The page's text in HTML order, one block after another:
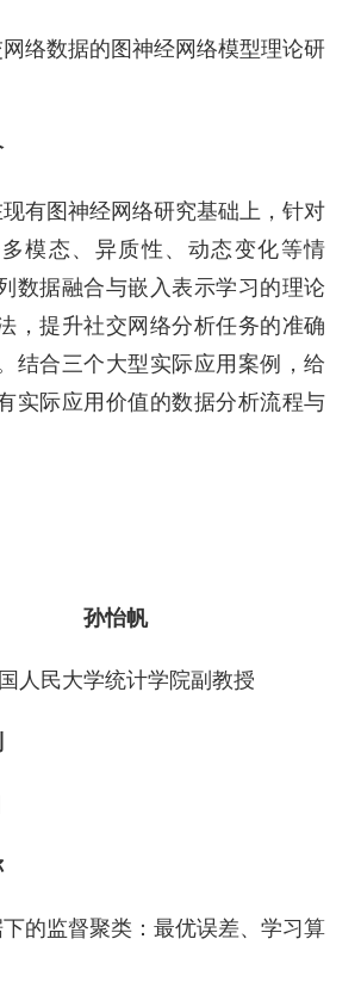
络数据的图神经网络模型理论研
有图神经网络研究基础上，针对
模态、异质性、动态变化等情
数据融合与嵌入表示学习的理论
，提升社交网络分析任务的准确
结合三个大型实际应用案例，给
实际应用价值的数据分析流程与
孙怡帆
人民大学统计学院副教授
的监督聚类：最优误差、学习算